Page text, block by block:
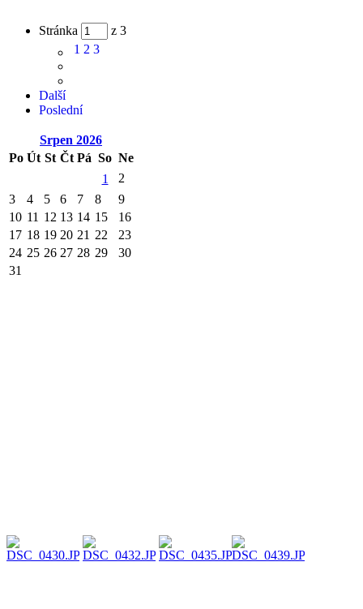
Stránka
z 3
1 2 3
Další
Poslední
Srpen 2026
Po Út St Čt Pá So Ne
1
2
3
4 5 6 7 8
9
10 11 12 13 14 15
16
17 18 19 20 21 22
23
24 25 26 27 28 29
30
31